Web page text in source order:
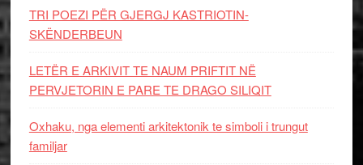
TRI POEZI PËR GJERGJ KASTRIOTIN-
SKËNDERBEUN
LETËR E ARKIVIT TE NAUM PRIFTIT NË
PERVJETORIN E PARE TE DRAGO SILIQIT
Oxhaku, nga elementi arkitektonik te simboli i trungut
familjar